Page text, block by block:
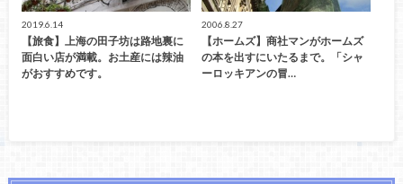
2019.6.14
【旅食】上海の田子坊は路地裏に
面白い店が満載。お土産には辣油
がおすすめです。
2006.8.27
【ホームズ】商社マンがホームズ
の本を出すにいたるまで。「シャ
ーロッキアンの冒…